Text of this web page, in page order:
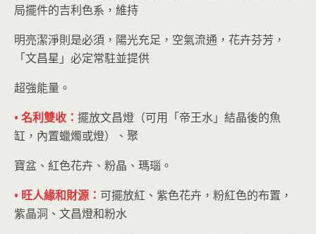
局擺件的吉利色系，維持
明亮潔淨則是必須，陽光充足，空氣流通，花卉芬芳，
「文昌星」必定常駐並提供
超強能量。
• 名利雙收： 擺放文昌燈（可用「帝王水」結晶後的魚
缸，內置蠟燭或燈）、聚
寶盆、紅色花卉、粉晶、瑪瑙。
• 旺人緣和財源： 可擺放紅、紫色花卉，粉紅色的布置，
紫晶洞、文昌燈和粉水